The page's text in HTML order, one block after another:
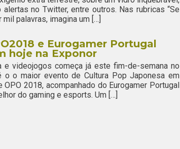
no Twitter, entre outros. Nas rubricas “Se
palavras, imagina um […]
e Eurogamer Portugal
hoje na Exponor
e videojogos começa já este fim-de-semana no
o o maior evento de Cultura Pop Japonesa em
2018, acompanhado do Eurogamer Portugal
do gaming e esports. Um […]